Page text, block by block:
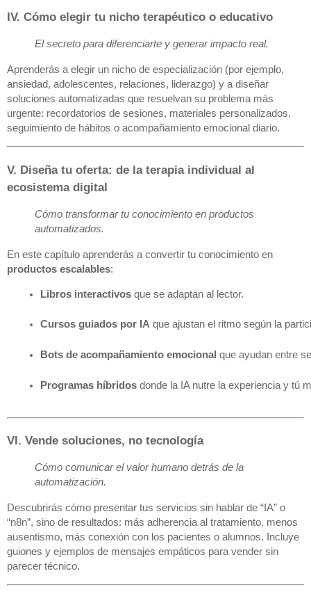
IV. Cómo elegir tu nicho terapéutico o educativo
El secreto para diferenciarte y generar impacto real.
Aprenderás a elegir un nicho de especialización (por ejemplo,
ansiedad, adolescentes, relaciones, liderazgo) y a diseñar
soluciones automatizadas que resuelvan su problema más
urgente: recordatorios de sesiones, materiales personalizados,
seguimiento de hábitos o acompañamiento emocional diario.
V. Diseña tu oferta: de la terapia individual al
ecosistema digital
Cómo transformar tu conocimiento en productos
automatizados.
En este capítulo aprenderás a convertir tu conocimiento en
productos escalables:
Libros interactivos que se adaptan al lector.
Cursos guiados por IA que ajustan el ritmo según la
Bots de acompañamiento emocional que ayudan entre
Programas híbridos donde la IA nutre la experiencia y tú
VI. Vende soluciones, no tecnología
Cómo comunicar el valor humano detrás de la
automatización.
Descubrirás cómo presentar tus servicios sin hablar de “IA” o
“n8n”, sino de resultados: más adherencia al tratamiento, menos
ausentismo, más conexión con los pacientes o alumnos. Incluye
guiones y ejemplos de mensajes empáticos para vender sin
parecer técnico.